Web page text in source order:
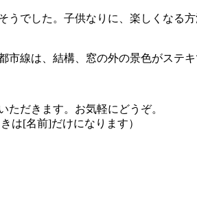
でした。子供なりに、楽しくなる方
線は、結構、窓の外の景色がステキ
ただきます。お気軽にどうぞ。
は[名前]だけになります）